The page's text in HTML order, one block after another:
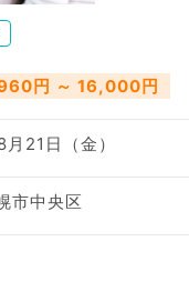
円 ～ 16,000円
21日（金）
市中央区